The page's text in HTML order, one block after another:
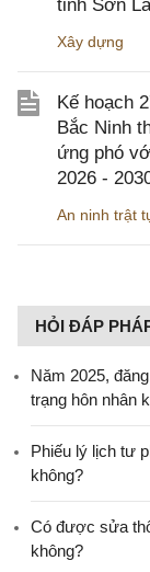
tỉnh Sơn La
Xây dựng
Kế hoạch
Bắc Ninh
ứng phó
2026 -
An ninh trật
HỎI ĐÁP
Năm 2025,
trạng hôn nhân
Phiếu lý lịch tư
không?
Có được sửa
không?